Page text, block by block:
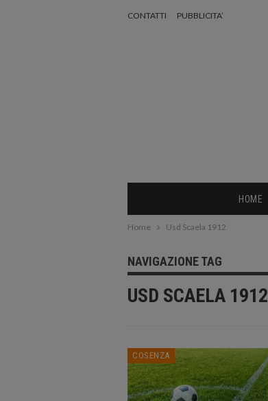
CONTATTI PUBBLICITA’
HOME
Home Usd Scaela 1912
NAVIGAZIONE TAG
USD SCAELA 1912
COSENZA